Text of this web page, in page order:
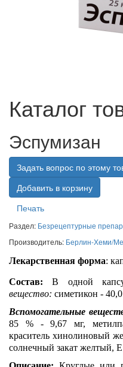
Каталог
Эспумизан
Задать вопрос по этому
Печать
Раздел: Безрецептурные
Производитель: Берлин-Хеми/
Лекарственная форма:
Состав:В одной
вещество: симетикон -
Вспомогательные
85 % - 9,67 мг,
краситель хинолиновый
солнечный закат желтый,